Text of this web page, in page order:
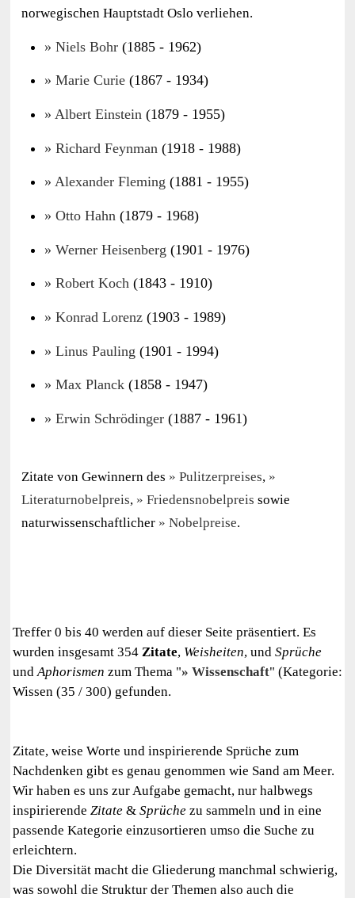
norwegischen Hauptstadt Oslo verliehen.
Niels Bohr (1885 - 1962)
Marie Curie (1867 - 1934)
Albert Einstein (1879 - 1955)
Richard Feynman (1918 - 1988)
Alexander Fleming (1881 - 1955)
Otto Hahn (1879 - 1968)
Werner Heisenberg (1901 - 1976)
Robert Koch (1843 - 1910)
Konrad Lorenz (1903 - 1989)
Linus Pauling (1901 - 1994)
Max Planck (1858 - 1947)
Erwin Schrödinger (1887 - 1961)
Zitate von Gewinnern des Pulitzerpreises,
Literaturnobelpreis, Friedensnobelpreis sowie
naturwissenschaftlicher
Nobelpreise.
Treffer 0 bis 40 werden auf dieser Seite präsentiert. Es
wurden insgesamt 354 Zitate, Weisheiten, undSprüche
undAphorismen zum Thema " Wissenschaft" (Kategorie:
Wissen (35 / 300) gefunden.
Zitate, weise Worte und inspirierende Sprüche zum
Nachdenken gibt es genau genommen wie Sand am Meer.
Wir haben es uns zur Aufgabe gemacht, nur halbwegs
inspirierendeZitate &Sprüche zu sammeln und in eine
passende Kategorie einzusortieren umso die Suche zu
erleichtern.
Die Diversität macht die Gliederung manchmal schwierig,
was sowohl die Struktur der Themen also auch die